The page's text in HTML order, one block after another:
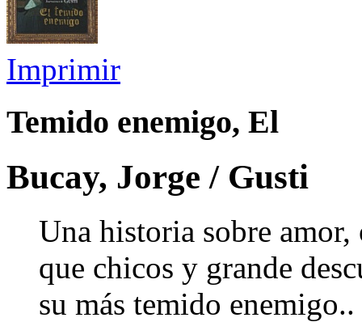
Imprimir
Temido enemigo, El
Bucay, Jorge / Gusti
Una historia sobre
que chicos y grande
su más temido enemigo..